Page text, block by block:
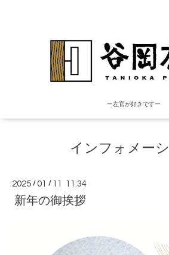
ー左官が好きですー
インフォメー
2025 /01 / 11 11:34
新年の御挨拶